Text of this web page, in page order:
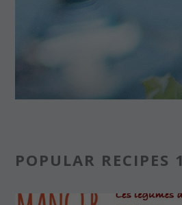
POPULAR RECIPES 1